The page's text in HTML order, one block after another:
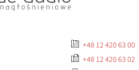
+48 12 420 63 00
+48 12 420 63 02